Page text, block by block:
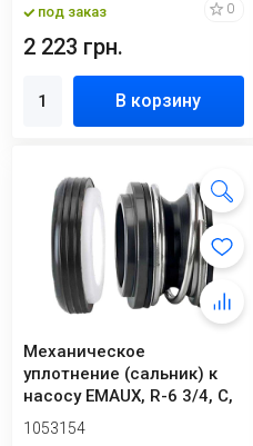
под заказ 0
2 223 грн.
В корзину
Механическое
уплотнение (сальник) к
насосу EMAUX, R-6 3/4, C,
CAR/CER, EPDM, 304
1053154